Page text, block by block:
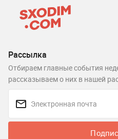
Рассылка
Отбираем главные события
рассказываем о них в нашей